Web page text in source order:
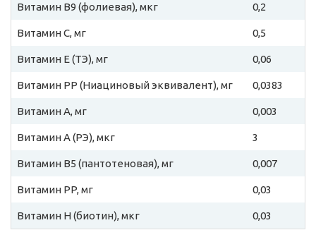
Витамин B9 (фолиевая), мкг 0,2
Витамин C, мг 0,5
Витамин E (ТЭ), мг 0,06
Витамин PP (Ниациновый эквивалент), мг 0,0383
Витамин A, мг 0,003
Витамин A (РЭ), мкг 3
Витамин B5 (пантотеновая), мг 0,007
Витамин PP, мг 0,03
Витамин H (биотин), мкг 0,03